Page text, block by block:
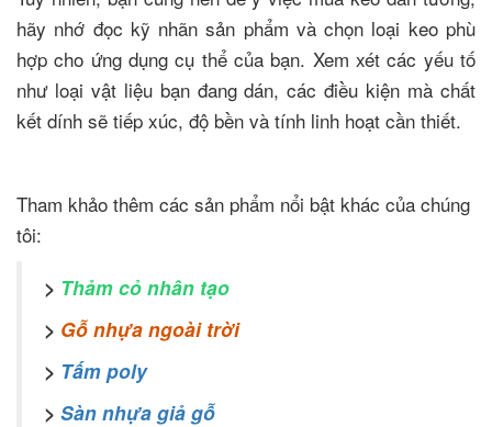
hãy nhớ đọc kỹ nhãn sản phẩm và chọn loại keo phù
hợp cho ứng dụng cụ thể của bạn. Xem xét các yếu tố
như loại vật liệu bạn đang dán, các điều kiện mà chất
kết dính sẽ tiếp xúc, độ bền và tính linh hoạt cần thiết.
Tham khảo thêm các sản phẩm nổi bật khác của chúng
tôi:
> Thảm cỏ nhân tạo
> Gỗ nhựa ngoài trời
> Tấm poly
> Sàn nhựa giả gỗ